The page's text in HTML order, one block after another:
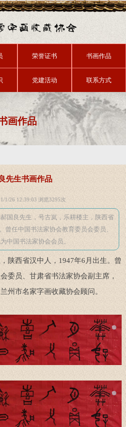
荣誉证书 书画作品
党建活动 联系方式
画作品
先生书画作品
1/26 12:39:03 浏览3295次
国良先生，号古岚，乐耕楼主，陕西省
曾任中国书法家协会教育委员会委员、
中国书法家协会会员。
陕西省汉中人，1947年6月出生。曾
委员、甘肃省书法家协会副主席，
州市名家字画收藏协会顾问。